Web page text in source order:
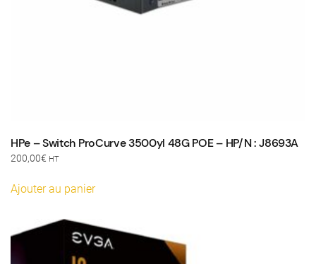
HPe – Switch ProCurve 3500yl 48G POE – HP/N : J8693A
200,00€ HT
Ajouter au panier